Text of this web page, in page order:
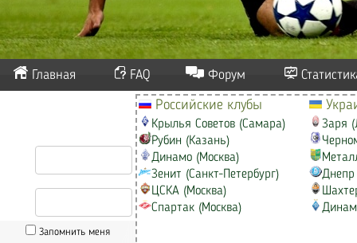
Главная FAQ Форум
Запомнить меня
Российские клубы
Крылья Советов (Самара)
Рубин (Казань)
Динамо (Москва)
Зенит (Санкт-Петербург)
ЦСКА (Москва)
Спартак (Москва)
Заря
Днепр